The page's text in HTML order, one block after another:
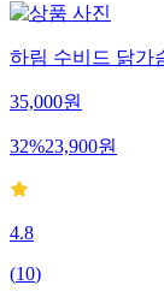
하림 수비드 닭가
35,000원
32%23,900원
4.8
(10)